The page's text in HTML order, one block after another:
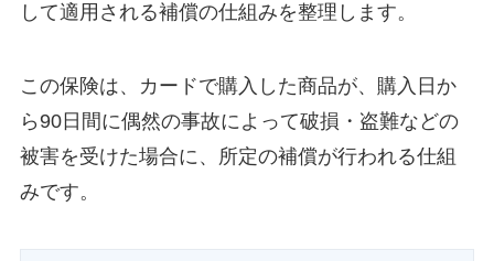
して適用される補償の仕組みを整理します。
この保険は、カードで購入した商品が、購入日か
ら90日間に偶然の事故によって破損・盗難などの
被害を受けた場合に、所定の補償が行われる仕組
みです。